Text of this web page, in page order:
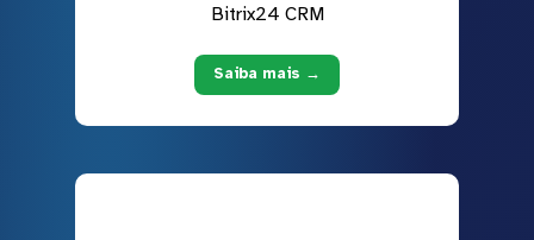
Bitrix24 CRM
Saiba mais →